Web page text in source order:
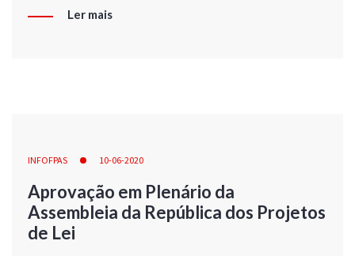
Ler mais
INFOFPAS 10-06-2020
Aprovação em Plenário da
Assembleia da República dos Projetos
de Lei